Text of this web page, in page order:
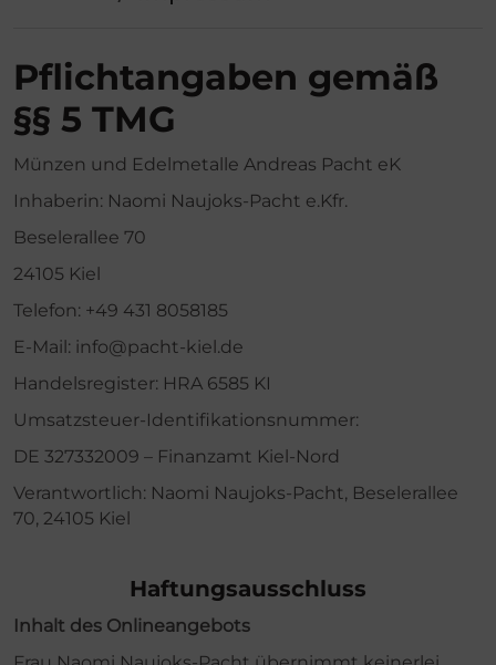
Kontakt
Pflichtangaben gemäß
§§ 5 TMG
Münzen und Edelmetalle Andreas Pacht eK
Inhaberin: Naomi Naujoks-Pacht e.Kfr.
Beselerallee 70
24105 Kiel
Telefon: +49 431 8058185
E-Mail: info@pacht-kiel.de
Handelsregister: HRA 6585 KI
Umsatzsteuer-Identifikationsnummer:
DE 327332009 – Finanzamt Kiel-Nord
Verantwortlich: Naomi Naujoks-Pacht, Beselerallee
70, 24105 Kiel
Haftungsausschluss
Inhalt des Onlineangebots